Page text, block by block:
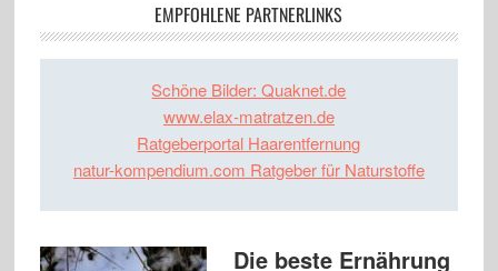
EMPFOHLENE PARTNERLINKS
Schöne Bilder: Quaknet.de
www.elax-matratzen.de
Ratgeberportal Haarentfernung
natur-kompendium.com Ratgeber für Naturstoffe
Die beste Ernährung